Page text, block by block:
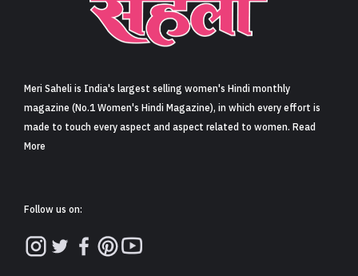
Meri Saheli is India's largest selling women's Hindi monthly
magazine (No.1 Women's Hindi Magazine), in which every effort is
made to touch every aspect and aspect related to women. Read
More
Follow us on: